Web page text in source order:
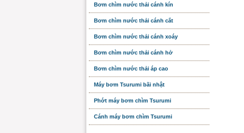
Bơm chìm nước thải cánh kín
Bơm chìm nước thải cánh cắt
Bơm chìm nước thải cánh xoáy
Bơm chìm nước thải cánh hở
Bơm chìm nước thải áp cao
Máy bơm Tsurumi bãi nhật
Phớt máy bơm chìm Tsurumi
Cánh máy bơm chìm Tsurumi